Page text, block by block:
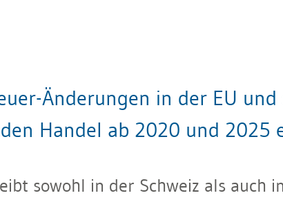
Änderungen in der EU
Handel ab 2020 und 2025
sowohl in der Schweiz als auch